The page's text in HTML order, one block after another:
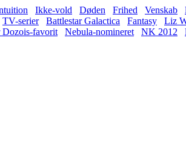
Ikke-vold Døden Frihed Venskab
TV-serier Battlestar Galactica Fantasy Liz
Dozois-favorit Nebula-nomineret NK 2012